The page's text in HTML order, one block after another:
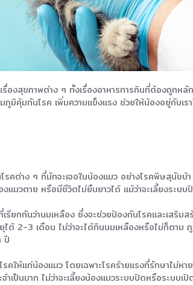
รื่องสุขภาพต่าง ๆ ทั้งเรื่องอาหารการกินที่ต้องถูกห
มิคุ้มกันโรค เพิ่มความแข็งแรง ช่วยให้น้องอยู่กับเร
คต่าง ๆ ที่มักจะเจอในน้องแมว อย่างโรคพิษสุนัขบ้
แมวตาย หรือมีชีวิตไม่ยืนยาวได้ แม้ว่าจะเลี้ยงระบบ
กกันว่านมเหลือง ซึ่งจะช่วยป้องกันโรคและเสริม
ด้ 2-3 เดือน ไม่ว่าจะได้กินนมเหลืองหรือไม่ก็ตา
ปี
คให้แก่น้องแมว โดยเฉพาะโรคร้ายแรงที่รักษาไ
ป็นมาก ไม่ว่าจะเลี้ยงน้องแมวระบบปิดหรือระบบเปิ